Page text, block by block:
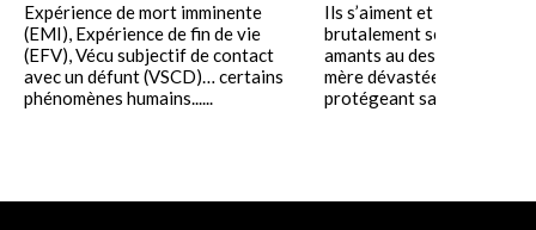
Expérience de mort imminente
(EMI), Expérience de fin de vie
(EFV), Vécu subjectif de contact
avec un défunt (VSCD)… certains
phénomènes humains......
Ils s’aiment et se
brutalement se perdent.
amants au destin tragique,
mère dévastée, un frère
protégeant sa sœur….......